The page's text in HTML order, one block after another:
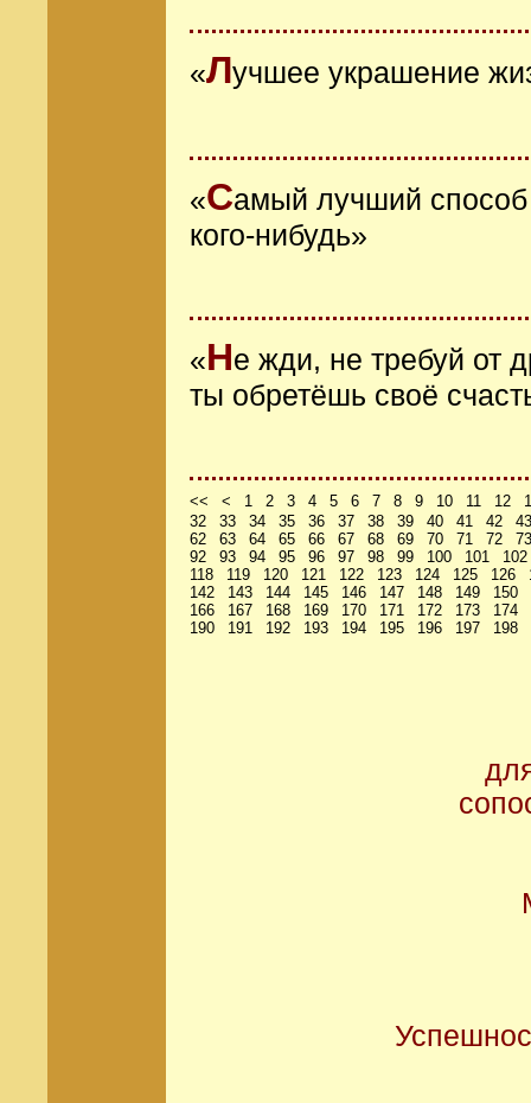
«Лучшее украшение
«Самый лучший
кого-нибудь»
«Не жди, не требуй от
ты обретёшь своё
<< < 1 2 3 4 5 6 7 8 9 10 11 12
32
33 34 35 36 37 38 39 40 41 42
43
62
63 64 65 66 67 68 69 70 71 72
73
92
93 94 95 96 97 98 99 100 101
102
118
119 120 121 122 123 124 125 126
142
143 144 145 146 147 148 149
150
166
167 168 169 170 171 172 173
174
190
191 192 193 194 195 196 197 198